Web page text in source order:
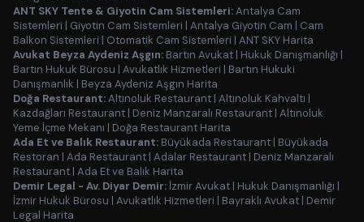
ANT SKY Tente & Giyotin Cam Sistemleri:Antalya Cam
Sistemleri | Giyotin Cam Sistemleri | Antalya Giyotin Cam | Cam
Balkon Sistemleri | Otomatik Cam Sistemleri | ANT SKY Harita
Avukat Beyza Aydeniz Aşgın: Bartın Avukat | Hukuk Danışmanlığı |
Bartın Hukuk Bürosu | Avukatlık Hizmetleri | Bartın Hukuki
Danışmanlık | Beyza Aydeniz Aşgın Harita
Doğa Restaurant:Altınoluk Restaurant | Altınoluk Kahvaltı |
Kazdağları Restaurant | Deniz Manzaralı Restaurant | Altınoluk
Yeme İçme Mekanı | Doğa Restaurant Harita
Ada Et ve Balık Restaurant: Büyükada Restaurant | Büyükada
Restoran | Ada Restaurant | Adalar Restaurant | Deniz Manzaralı
Restaurant | Ada Et ve Balık Harita
Demir Legal - Av. Diyar Demir: İzmir Avukat | Hukuk Danışmanlığı |
İzmir Hukuk Bürosu | Avukatlık Hizmetleri | Bayraklı Avukat | Demir
Legal Harita